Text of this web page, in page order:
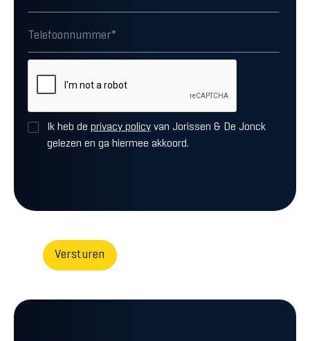
Ik heb de privacy policy van Jorissen & De Jonck
gelezen en ga hiermee akkoord.